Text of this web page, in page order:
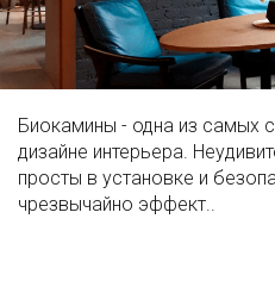
Биокамины - одна из самых
дизайне интерьера.
просты в установке и
чрезвычайно эффект..